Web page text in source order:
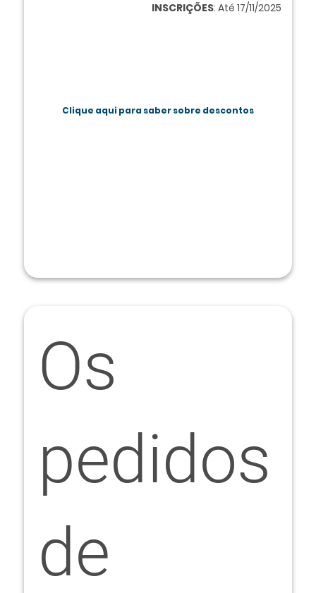
INSCRIÇÕES: Até 17/11/2025
Clique aqui para saber sobre descontos
Os
pedidos
de